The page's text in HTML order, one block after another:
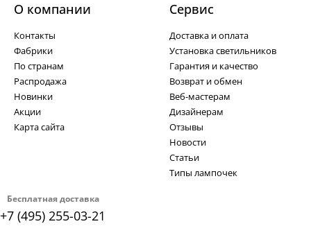
Бесплатная доставка
+7 (495) 255-03-21
О компании
Контакты
Фабрики
По странам
Распродажа
Новинки
Акции
Карта сайта
Cервис
Доставка и оплата
Установка светильников
Гарантия и качество
Возврат и обмен
Веб-мастерам
Дизайнерам
Отзывы
Новости
Статьи
Типы лампочек